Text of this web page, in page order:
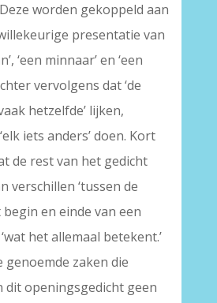
worden gekoppeld aan
willekeurige presentatie van
‘een minnaar’ en ‘een
vervolgens dat ‘de
hetzelfde’ lijken,
iets anders’ doen. Kort
de rest van het gedicht
verschillen ‘tussen de
begin en einde van een
het allemaal betekent.’
genoemde zaken die
dit openingsgedicht geen